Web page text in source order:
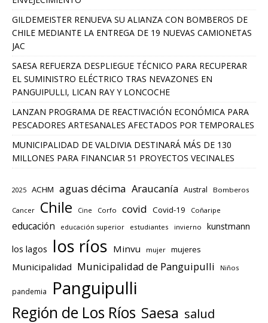
GILDEMEISTER RENUEVA SU ALIANZA CON BOMBEROS DE
CHILE MEDIANTE LA ENTREGA DE 19 NUEVAS CAMIONETAS
JAC
SAESA REFUERZA DESPLIEGUE TÉCNICO PARA RECUPERAR
EL SUMINISTRO ELÉCTRICO TRAS NEVAZONES EN
PANGUIPULLI, LICAN RAY Y LONCOCHE
LANZAN PROGRAMA DE REACTIVACIÓN ECONÓMICA PARA
PESCADORES ARTESANALES AFECTADOS POR TEMPORALES
MUNICIPALIDAD DE VALDIVIA DESTINARÁ MÁS DE 130
MILLONES PARA FINANCIAR 51 PROYECTOS VECINALES
2025 ACHM aguas décima Araucanía Austral Bomberos
Cancer Chile Cine Corfo covid Covid-19 Coñaripe
educación educación superior estudiantes invierno kunstmann
los lagos los ríos Minvu mujer mujeres
Municipalidad Municipalidad de Panguipulli Niños
pandemia Panguipulli
Región de Los Ríos Saesa salud